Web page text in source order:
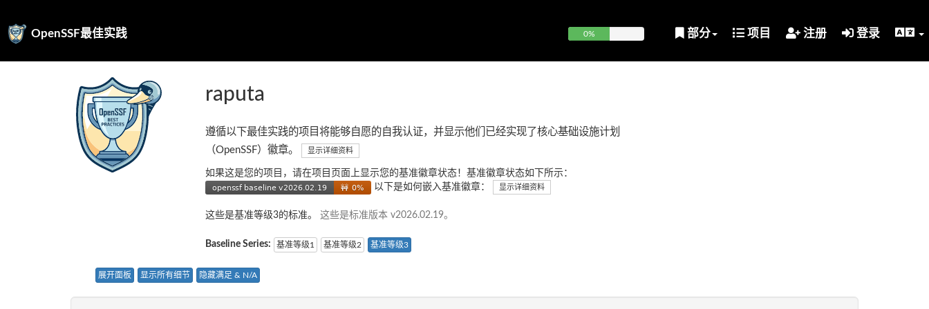
OpenSSF最佳实践 0% 部分 项目 注册 登录
raputa
遵循以下最佳实践的项目将能够自愿的自我认证，并显示他们已经实现了核心基础设施计划
（OpenSSF）徽章。
显示详细资料
如果这是您的项目，请在项目页面上显示您的基准徽章状态！基准徽章状态如下所示：
以下是如何嵌入基准徽章：
显示详细资料
这些是基准等级3的标准。 这些是标准版本 v2026.02.19。
Baseline Series: 基准等级1 基准等级2 基准等级3
展开面板 显示所有细节 隐藏满足 & N/A